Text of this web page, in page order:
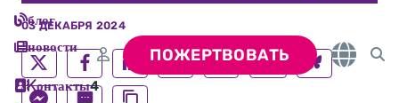
блог
новости
Kонтакты4
ПОЖЕРТВОВАТЬ
03 ДЕКАБРЯ 2024
Share On Social Media